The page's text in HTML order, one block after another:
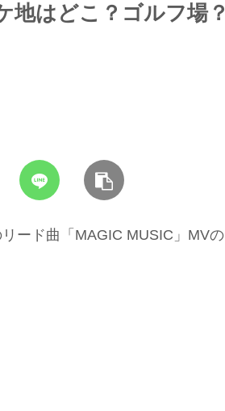
地はどこ？ゴルフ場？
ード曲「MAGIC MUSIC」MVの